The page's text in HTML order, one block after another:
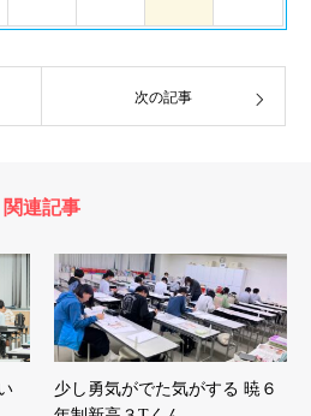
次の記事
関連記事
い
少し勇気がでた気がする 暁６